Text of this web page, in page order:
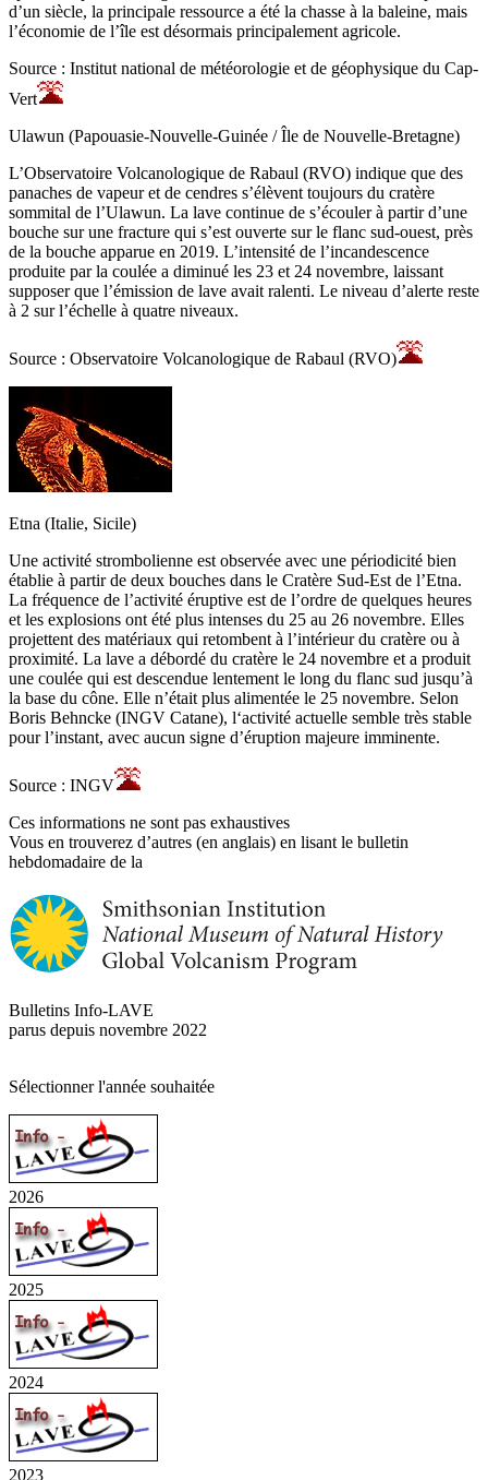
d’un siècle, la principale ressource a été la chasse à la baleine, mais
l’économie de l’île est désormais principalement agricole.
Source : Institut national de météorologie et de géophysique du Cap-
Vert
Ulawun (Papouasie-Nouvelle-Guinée / Île de Nouvelle-Bretagne)
L’Observatoire Volcanologique de Rabaul (RVO) indique que des
panaches de vapeur et de cendres s’élèvent toujours du cratère
sommital de l’Ulawun. La lave continue de s’écouler à partir d’une
bouche sur une fracture qui s’est ouverte sur le flanc sud-ouest, près
de la bouche apparue en 2019. L’intensité de l’incandescence
produite par la coulée a diminué les 23 et 24 novembre, laissant
supposer que l’émission de lave avait ralenti. Le niveau d’alerte reste
à 2 sur l’échelle à quatre niveaux.
Source : Observatoire Volcanologique de Rabaul (RVO)
Etna (Italie, Sicile)
Une activité strombolienne est observée avec une périodicité bien
établie à partir de deux bouches dans le Cratère Sud-Est de l’Etna.
La fréquence de l’activité éruptive est de l’ordre de quelques heures
et les explosions ont été plus intenses du 25 au 26 novembre. Elles
projettent des matériaux qui retombent à l’intérieur du cratère ou à
proximité. La lave a débordé du cratère le 24 novembre et a produit
une coulée qui est descendue lentement le long du flanc sud jusqu’à
la base du cône. Elle n’était plus alimentée le 25 novembre. Selon
Boris Behncke (INGV Catane), l‘activité actuelle semble très stable
pour l’instant, avec aucun signe d’éruption majeure imminente.
Source : INGV
Ces informations ne sont pas exhaustives
Vous en trouverez d’autres (en anglais) en lisant le bulletin
hebdomadaire de la
Bulletins Info-LAVE
parus depuis novembre 2022
Sélectionner l'année souhaitée
2026
2025
2024
2023